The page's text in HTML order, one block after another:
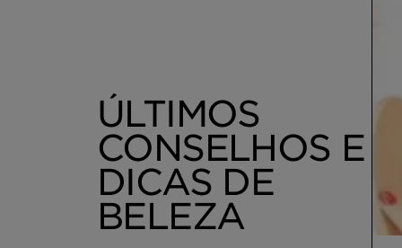
ÚLTIMOS
CONSELHOS E
DICAS DE
BELEZA